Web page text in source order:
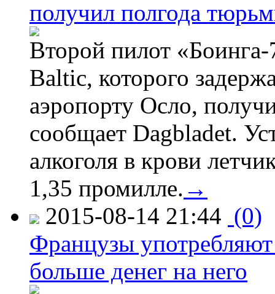
получил полгода
Второй пилот
Baltic, которого
аэропорту Осло,
сообщает Dagbladet.
алкоголя в крови
1,35 промилле. →
2015-08-14 21:44 (0)
Французы
больше денег на него